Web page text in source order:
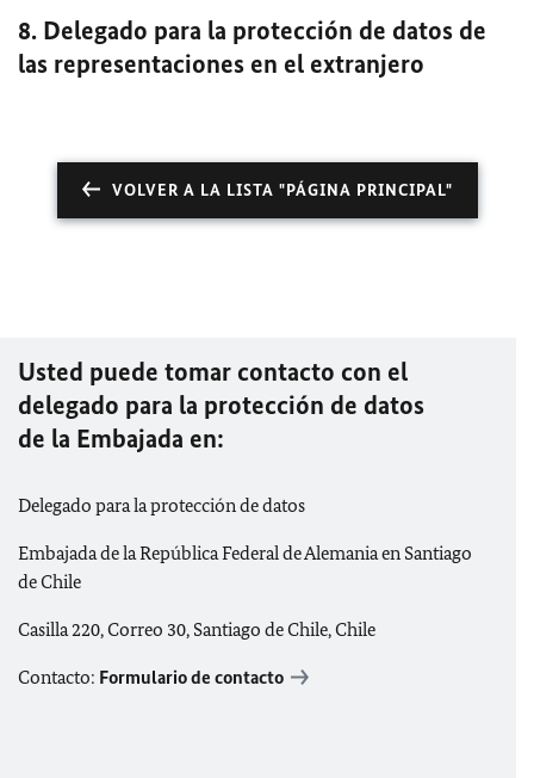
8. Delegado para la protección de datos de
las representaciones en el extranjero
VOLVER A LA LISTA "PÁGINA PRINCIPAL"
Usted puede tomar contacto con el
delegado para la protección de datos
de la Embajada en:
Delegado para la protección de datos
Embajada de la República Federal de Alemania en Santiago
de Chile
Casilla 220, Correo 30, Santiago de Chile, Chile
Contacto: Formulario de contacto